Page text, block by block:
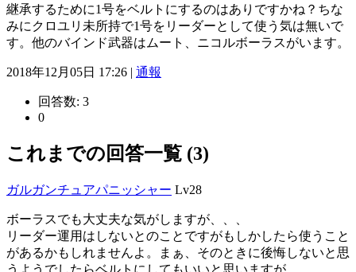
継承するために1号をベルトにするのはありですかね？ちな
みにクロユリ未所持で1号をリーダーとして使う気は無いで
す。他のバインド武器はムート、ニコルボーラスがいます。
2018年12月05日 17:26 | 通報
回答数: 3
0
これまでの回答一覧 (3)
ガルガンチュアパニッシャー Lv28
ボーラスでも大丈夫な気がしますが、、、
リーダー運用はしないとのことですがもしかしたら使うこと
があるかもしれませんよ。まぁ、そのときに後悔しないと思
うようでしたらベルトにしてもいいと思いますが。